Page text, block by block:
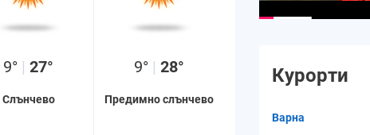
9° | 27°
Слънчево
9° | 28°
Предимно слънчево
Курорти
Варна